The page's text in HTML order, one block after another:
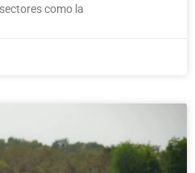
como la